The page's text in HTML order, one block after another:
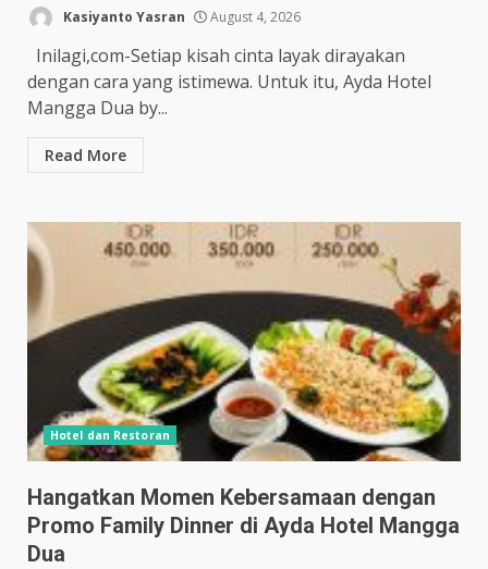
Kasiyanto Yasran August 4, 2026
Inilagi,com-Setiap kisah cinta layak dirayakan
dengan cara yang istimewa. Untuk itu, Ayda Hotel
Mangga Dua by...
Read More
Hotel dan Restoran
Hangatkan Momen Kebersamaan dengan
Promo Family Dinner di Ayda Hotel Mangga
Dua